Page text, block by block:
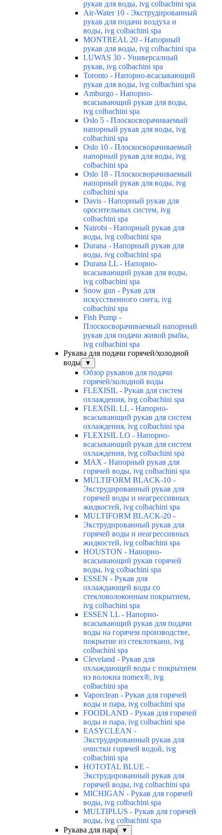
рукав для воды, ivg colbachini spa
Air-Water 10 - Экструдированный
рукав для подачи воздуха и
воды, ivg colbachini spa
MONTREAL 20 - Напорный
рукав для воды, ivg colbachini spa
LUWAS 30 - Универсалный
рукав, ivg colbachini spa
Toronto - Напорно-всасывающий
рукав для воды, ivg colbachini spa
Amburgo - Напорно-
всасывающий рукав для воды,
ivg colbachini spa
Oslo 5 - Плоскосворачиваемый
напорный рукав для воды, ivg
colbachini spa
Oslo 10 - Плоскосворачиваемый
напорный рукав для воды, ivg
colbachini spa
Oslo 18 - Плоскосворачиваемый
напорный рукав для воды, ivg
colbachini spa
Davis - Напорный рукав для
оросительных систем, ivg
colbachini spa
Nairobi - Напорный рукав для
воды, ivg colbachini spa
Durana - Напорный рукав для
воды, ivg colbachini spa
Durana LL - Напорно-
всасывающий рукав для воды,
ivg colbachini spa
Snow gun - Рукав для
искусственного снега, ivg
colbachini spa
Fish Pump -
Плоскосворачиваемый напорный
рукав для подачи живой рыбы,
ivg colbachini spa
Рукава для подачи горячей/холодной
воды
▼
Обзор рукавов для подачи
горячей/холодной воды
FLEXISIL - Рукав для систем
охлаждения, ivg colbachini spa
FLEXISIL LL - Напорно-
всасывающий рукав для систем
охлаждения, ivg colbachini spa
FLEXISIL LO - Напорно-
всасывающий рукав для систем
охлаждения, ivg colbachini spa
MAX - Напорный рукав для
горячей воды, ivg colbachini spa
MULTIFORM BLACK-10 -
Экструдированный рукав для
горячей воды и неагрессивных
жидкостей, ivg colbachini spa
MULTIFORM BLACK-20 -
Экструдированный рукав для
горячей воды и неагрессивных
жидкостей, ivg colbachini spa
HOUSTON - Напорно-
всасывающий рукав горячей
воды, ivg colbachini spa
ESSEN - Рукав для
охлаждающей воды со
стекловолоконным покрытием,
ivg colbachini spa
ESSEN LL - Напорно-
всасывающий рукав для подачи
воды на горячем производстве,
покрытие из стеклоткани, ivg
colbachini spa
Cleveland - Рукав для
охлаждающей воды с покрытием
из волокна nomex®, ivg
colbachini spa
Vaporclean - Рукав для горячей
воды и пара, ivg colbachini spa
FOODLAND - Рукав для горячей
воды и пара, ivg colbachini spa
EASYCLEAN -
Экструдированный рукав для
очистки горячей водой, ivg
colbachini spa
HOTOTAL BLUE -
Экструдированный рукав для
горячей воды, ivg colbachini spa
MICHIGAN - Рукав для горячей
воды, ivg colbachini spa
MULTIPLUS - Рукав для горячей
воды, ivg colbachini spa
Рукава для пара
▼